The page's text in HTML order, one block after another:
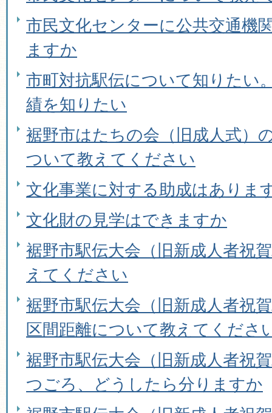
市民文化センターに公共交通機
ますか
市町対抗駅伝について知りたい
績を知りたい
裾野市はたちの会（旧成人式）
ついて教えてください
文化事業に対する助成はありま
文化財の見学はできますか
裾野市駅伝大会（旧新成人者祝
えてください
裾野市駅伝大会（旧新成人者祝
区間距離について教えてくださ
裾野市駅伝大会（旧新成人者祝
つごろ、どうしたら分りますか